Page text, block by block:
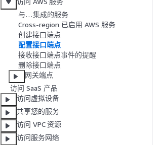
与…集成的服务
Cross-region 已启用 AWS 服务
创建接口端点
配置接口端点
接收接口端点事件的提醒
删除接口端点
网关端点
访问 SaaS 产品
访问虚拟设备
共享您的服务
访问 VPC 资源
访问服务网络